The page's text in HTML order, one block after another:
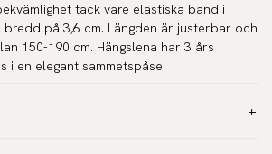
tack vare elastiska band i
på 3,6 cm. Längden är justerbar och
150-190 cm. Hängslena har 3 års
i en elegant sammetspåse.